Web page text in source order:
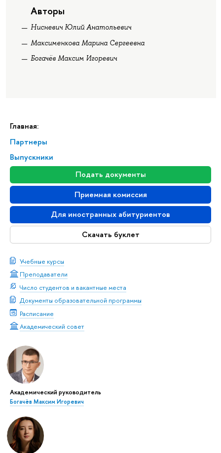
Главная:
Партнеры
Выпускники
Подать документы
Приемная комиссия
Для иностранных абитуриентов
Скачать буклет
Учебные курсы
Преподаватели
Число студентов и вакантные места
Документы образовательной программы
Расписание
Академический совет
Академический руководитель
Богачёв Максим Игоревич
Авторы
Нисневич Юлий Анатольевич
Максименкова Марина Сергеевна
Богачёв Максим Игоревич